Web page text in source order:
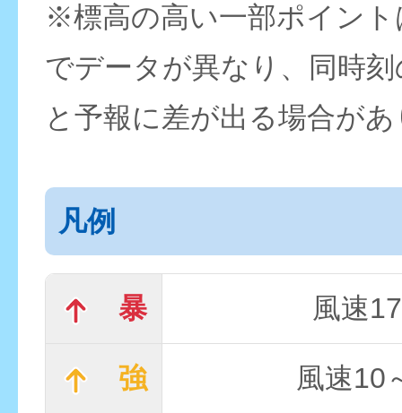
※標高の高い一部ポイン
でデータが異なり、同時
と予報に差が出る場合が
凡例
暴 風速
強 風速10